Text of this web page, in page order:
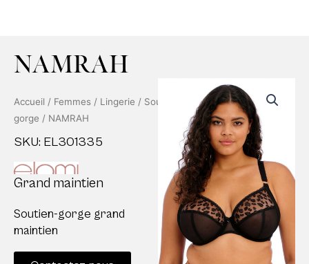
NAMRAH
Accueil / Femmes / Lingerie / Soutien-
gorge / NAMRAH
SKU: EL301335
Grand maintien
Soutien-gorge grand
maintien